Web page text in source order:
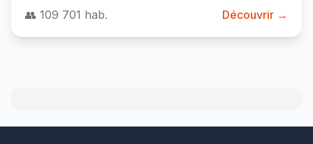
👥 109 701 hab. Découvrir →